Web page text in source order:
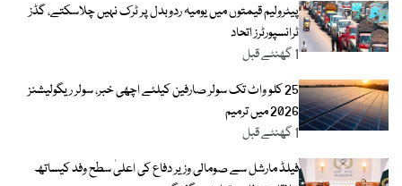
پیٹرولیم قیمتوں میں یومیہ ردوبدل پر ٹرک نہیں چلاسکتے، گڈز
ٹرانسپورٹرز اتحاد
1 گھنٹے قبل
25 کلو واٹ تک سولر صارفین کیلئے اچھی خبر، سولر ریگولیشنز
2026 میں ترمیم
1 گھنٹے قبل
فیلڈ مارشل سے صومالی وزیر دفاع کی اعلیٰ سطح وفد کیساتھ